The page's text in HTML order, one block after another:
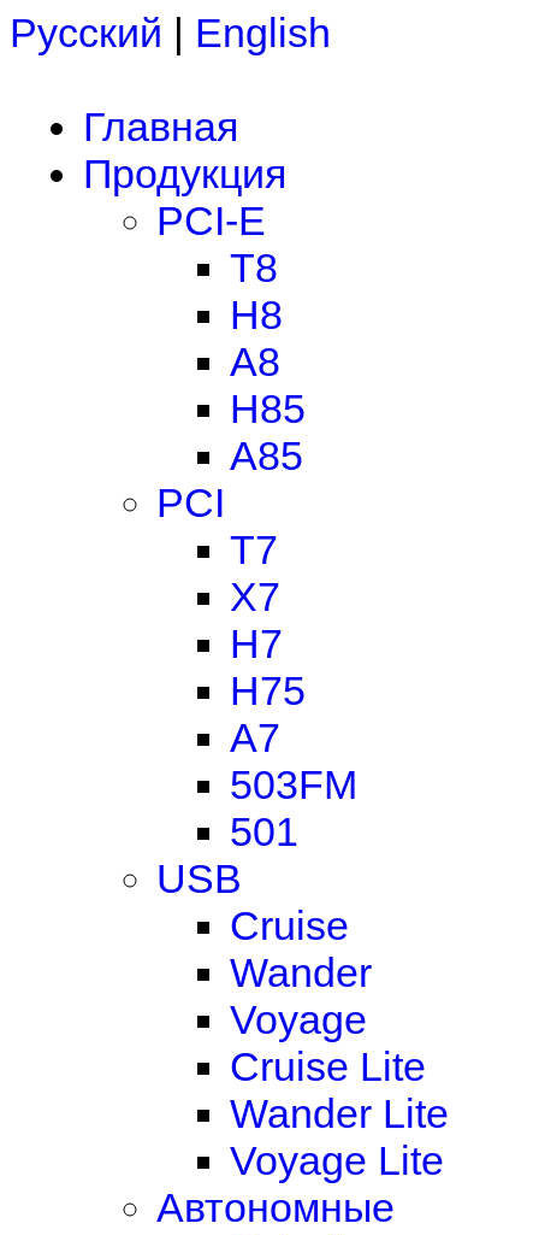
Русский | English
Главная
Продукция
PCI-E
T8
H8
A8
H85
A85
PCI
T7
X7
H7
H75
A7
503FM
501
USB
Cruise
Wander
Voyage
Cruise Lite
Wander Lite
Voyage Lite
Автономные